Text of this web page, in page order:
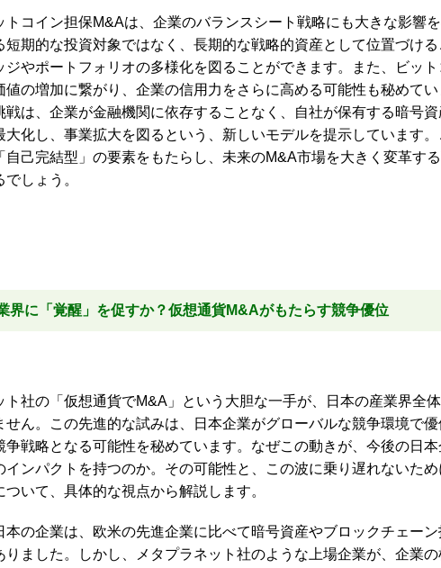
トコイン担保M&Aは、企業のバランスシート戦略にも大きな影響
短期的な投資対象ではなく、長期的な戦略的資産として位置づけ
ジやポートフォリオの多様化を図ることができます。また、ビッ
値の増加に繋がり、企業の信用力をさらに高める可能性も秘めて
戦は、企業が金融機関に依存することなく、自社が保有する暗号資
大化し、事業拡大を図るという、新しいモデルを提示しています
自己完結型」の要素をもたらし、未来のM&A市場を大きく変革す
しょう。
界に「覚醒」を促すか？仮想通貨M&Aがもたらす競争優位
ト社の「仮想通貨でM&A」という大胆な一手が、日本の産業界全
せん。この先進的な試みは、日本企業がグローバルな競争環境で
争戦略となる可能性を秘めています。なぜこの動きが、今後の日
インパクトを持つのか。その可能性と、この波に乗り遅れないた
ついて、具体的な視点から解説します。
本の企業は、欧米の先進企業に比べて暗号資産やブロックチェー
りました。しかし、メタプラネット社のような上場企業が、企業